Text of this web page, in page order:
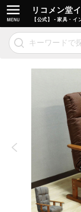
リコメン堂
【公式】 - 家具・イ